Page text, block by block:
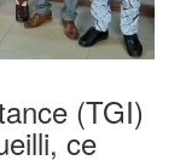
(TGI)
ce